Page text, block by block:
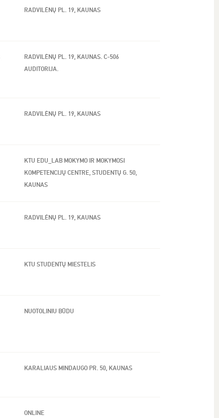
RADVILĖNŲ PL. 19, KAUNAS
RADVILĖNŲ PL. 19, KAUNAS. C-506
AUDITORIJA.
RADVILĖNŲ PL. 19, KAUNAS
KTU EDU_LAB MOKYMO IR MOKYMOSI
KOMPETENCIJŲ CENTRE, STUDENTŲ G. 50,
KAUNAS
RADVILĖNŲ PL. 19, KAUNAS
KTU STUDENTŲ MIESTELIS
NUOTOLINIU BŪDU
KARALIAUS MINDAUGO PR. 50, KAUNAS
ONLINE